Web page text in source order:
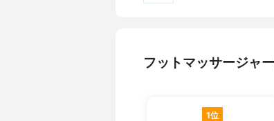
フットマッサージャ
1位